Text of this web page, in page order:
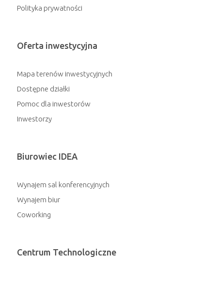
Polityka prywatności
Oferta inwestycyjna
Mapa terenów inwestycyjnych
Dostępne działki
Pomoc dla inwestorów
Inwestorzy
Biurowiec IDEA
Wynajem sal konferencyjnych
Wynajem biur
Coworking
Centrum Technologiczne